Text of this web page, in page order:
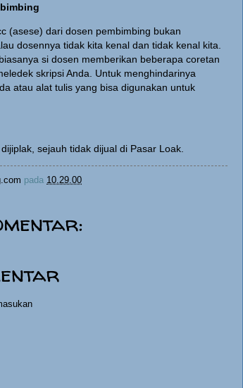
(asese) dari dosen pembimbing bukan
dosennya tidak kita kenal dan tidak kenal kita.
si dosen memberikan beberapa coretan
skripsi Anda. Untuk menghindarinya
atau alat tulis yang bisa digunakan untuk
sejauh tidak dijual di Pasar Loak.
pada 10.29.00